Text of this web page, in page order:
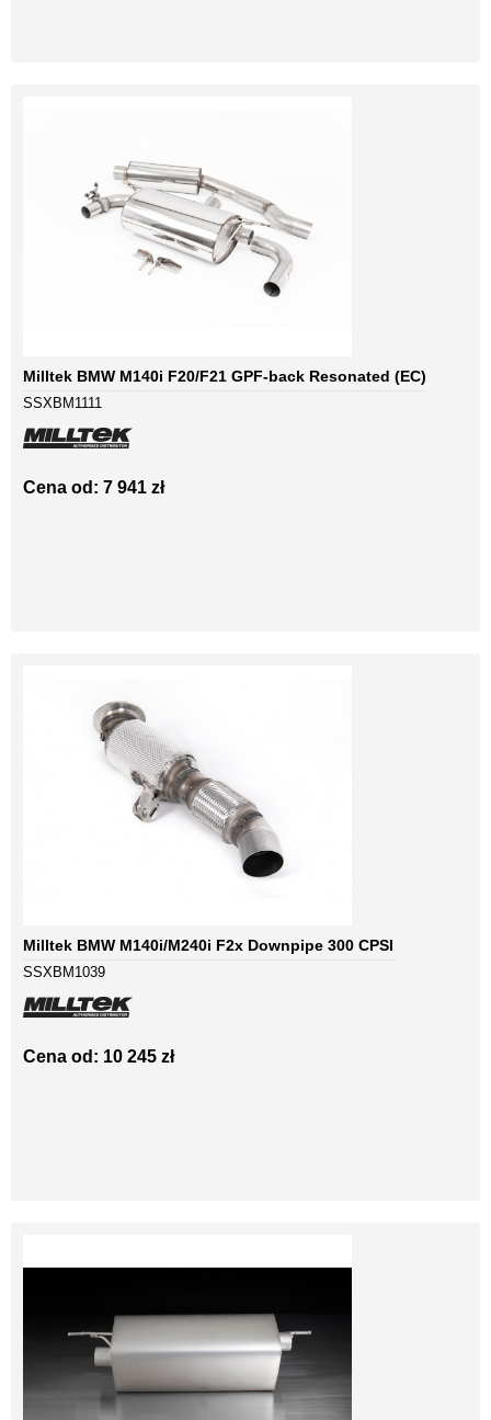
Milltek BMW M140i F20/F21 GPF-back Resonated (EC)
SSXBM1111
Cena od: 7 941 zł
Milltek BMW M140i/M240i F2x Downpipe 300 CPSI
SSXBM1039
Cena od: 10 245 zł